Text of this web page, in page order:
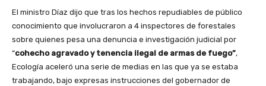
El ministro Díaz dijo que tras los hechos repudiables de público
conocimiento que involucraron a 4 inspectores de forestales
sobre quienes pesa una denuncia e investigación judicial por
“cohecho agravado y tenencia ilegal de armas de fuego”,
Ecología aceleró una serie de medias en las que ya se estaba
trabajando, bajo expresas instrucciones del gobernador de